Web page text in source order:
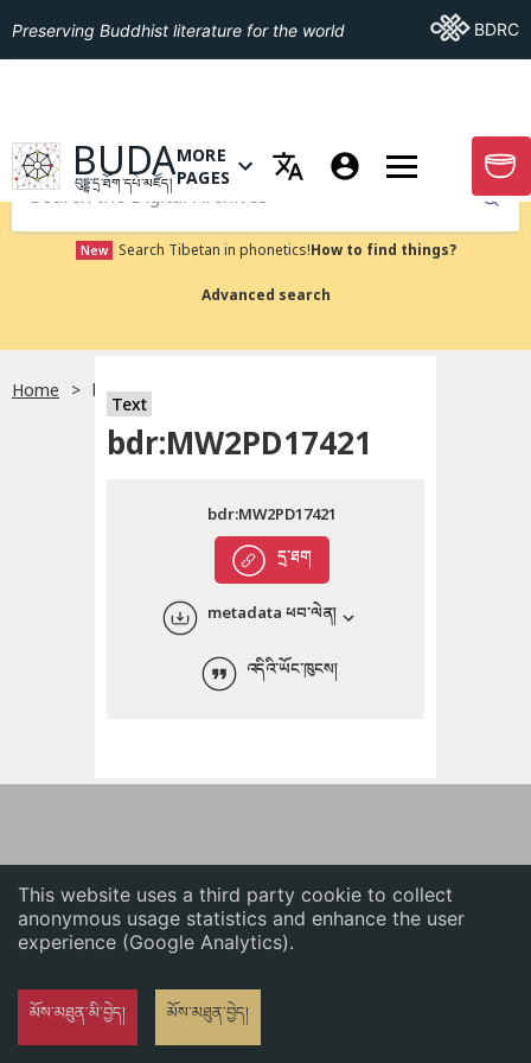
This website uses a third party cookie to collect
anonymous usage statistics and enhance the user
experience (Google Analytics).
མོས་མཐུན་མི་བྱེད། མོས་མཐུན་བྱེད།
English
ភាសាខ្មែរ
Preserving Buddhist literature for the world Go ToBDRC
GO TO HOMEPAGE
BUDA
བུདྡྷ་དྲ་ཐོག་དཔེ་མཛོད།
OPEN MENU OF MORE PAGES
MORE
PAGES
GO
Submit
New Search Tibetan in phonetics!How to find things?
Advanced search
Home bdr:MW2PD17421
Text
bdr:MW2PD17421
དྲ་ཐག
bdr:MW2PD17421
metadata ཕབ་ལེན།
འདིའི་ཡོང་ཁུངས།